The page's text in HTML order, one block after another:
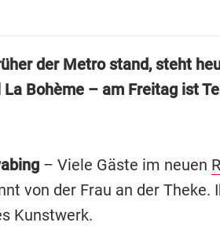
der Metro stand, steht
La Bohème – am Freitag ist
– Viele Gäste im neuen
von der Frau an der Theke.
Kunstwerk.